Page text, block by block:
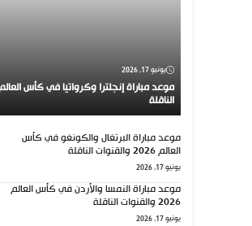
يونيو 17, 2026
الناقلة
موعد مباراة البرتغال والكونغو في كأس
العالم 2026 والقنوات الناقلة
يونيو 17, 2026
موعد مباراة النمسا والأردن في كأس العالم
2026 والقنوات الناقلة
يونيو 17, 2026